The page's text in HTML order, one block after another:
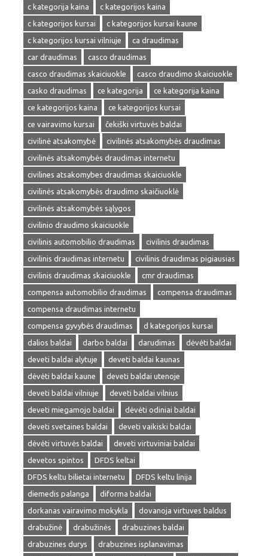
c kategorija kaina
c kategorijos kaina
c kategorijos kursai
c kategorijos kursai kaune
c kategorijos kursai vilniuje
ca draudimas
car draudimas
casco draudimas
casco draudimas skaiciuokle
casco draudimo skaiciuokle
casko draudimas
ce kategorija
ce kategorija kaina
ce kategorijos kaina
ce kategorijos kursai
ce vairavimo kursai
čekiški virtuvės baldai
civilinė atsakomybė
civilinės atsakomybės draudimas
civilinės atsakomybės draudimas internetu
civilines atsakomybes draudimas skaiciuokle
civilinės atsakomybės draudimo skaičiuoklė
civilinės atsakomybės sąlygos
civilinio draudimo skaiciuokle
civilinis automobilio draudimas
civilinis draudimas
civilinis draudimas internetu
civilinis draudimas pigiausias
civilinis draudimas skaiciuokle
cmr draudimas
compensa automobilio draudimas
compensa draudimas
compensa draudimas internetu
compensa gyvybės draudimas
d kategorijos kursai
dalios baldai
darbo baldai darudimas
dėvėti baldai
deveti baldai alytuje
deveti baldai kaunas
dėvėti baldai kaune
deveti baldai utenoje
deveti baldai vilniuje
deveti baldai vilnius
deveti miegamojo baldai
dėvėti odiniai baldai
deveti svetaines baldai
deveti vaikiski baldai
dėvėti virtuvės baldai
deveti virtuviniai baldai
devetos spintos
DFDS keltai
DFDS keltu bilietai internetu
DFDS keltu linija
diemedis palanga
diforma baldai
dorkanas vairavimo mokykla
dovanoja virtuves baldus
drabužinė
drabužinės
drabuzines baldai
drabuzines durys
drabuzines isplanavimas